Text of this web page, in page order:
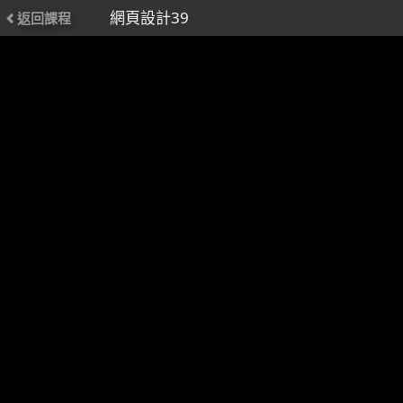
返回課程 網頁設計39